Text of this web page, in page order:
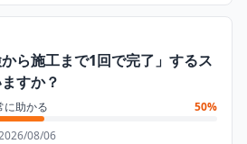
ら施工まで1回で完了」するス
すか？
に助かる
50%
08/06